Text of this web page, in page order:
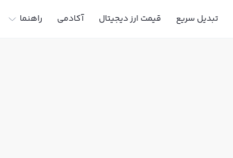
تبدیل سریع قیمت ارز دیجیتال آکادمی راهنما